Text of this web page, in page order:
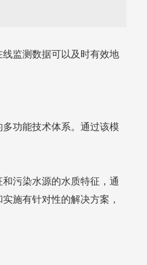
监测数据可以及时有效地
功能技术体系。通过该模
污染水源的水质特征，通
施有针对性的解决方案，